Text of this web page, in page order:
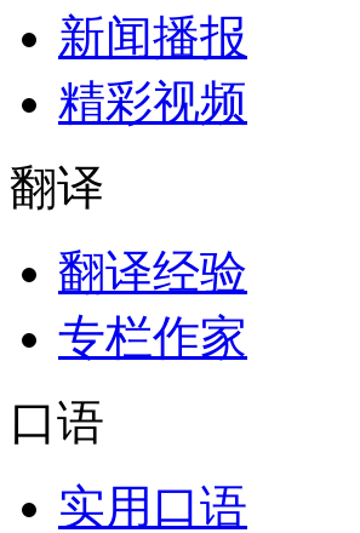
新闻播报
精彩视频
翻译
翻译经验
专栏作家
口语
实用口语